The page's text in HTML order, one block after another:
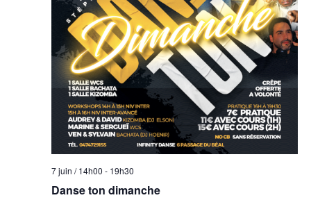
7 juin / 14h00 - 19h30
Danse ton dimanche